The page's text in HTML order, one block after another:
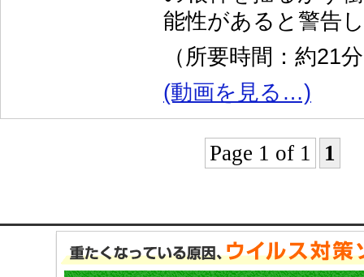
能性があると警告
（所要時間：約21
(動画を見る…)
Page 1 of 1 1